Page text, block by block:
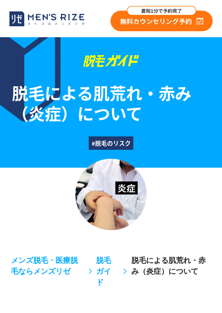
脱毛による肌荒れ・赤み
（炎症）について
#脱毛のリスク
メンズ脱毛・医療脱
毛ならメンズリゼ
脱毛
ガイ
ド
脱毛による肌荒れ・赤
み（炎症）について